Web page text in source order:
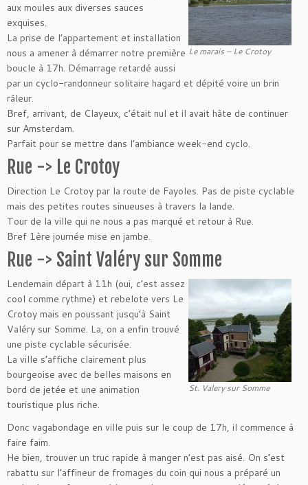
Le marais – Le Crotoy
aux moules aux diverses sauces
exquises.
La prise de l’appartement et installation
nous a amener à démarrer notre première
boucle à 17h. Démarrage retardé aussi
par un cyclo-randonneur solitaire hagard et dépité voire un brin
râleur.
Bref, arrivant, de Clayeux, c’était nul et il avait hâte de continuer
sur Amsterdam.
Parfait pour se mettre dans l’ambiance week-end cyclo.
Rue -> Le Crotoy
Direction Le Crotoy par la route de Fayoles. Pas de piste cyclable
mais des petites routes sinueuses à travers la lande.
Tour de la ville qui ne nous a pas marqué et retour à Rue.
Bref 1ère journée mise en jambe.
Rue -> Saint Valéry sur Somme
St. Valery sur Somme
Lendemain départ à 11h (oui, c’est assez
cool comme rythme) et rebelote vers Le
Crotoy mais en poussant jusqu’à Saint
Valéry sur Somme. La, on a enfin trouvé
une piste cyclable sécurisée.
La ville s’affiche clairement plus
bourgeoise avec de belles maisons en
bord de jetée et une animation
touristique plus riche.
Donc vagabondage en ville puis sur le coup de 17h, il commence à
faire faim.
He bien, trouver un truc rapide à manger n’est pas aisé. On s’est
rabattu sur l’affineur de fromages du coin qui nous a préparé un